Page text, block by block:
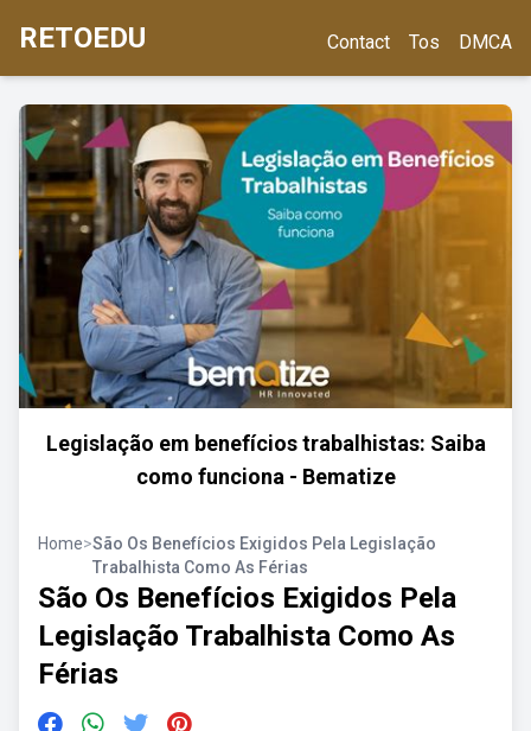
RETOEDU Contact Tos DMCA
Legislação em benefícios trabalhistas: Saiba
como funciona - Bematize
Home>São Os Benefícios Exigidos Pela Legislação
Trabalhista Como As Férias
São Os Benefícios Exigidos Pela
Legislação Trabalhista Como As
Férias